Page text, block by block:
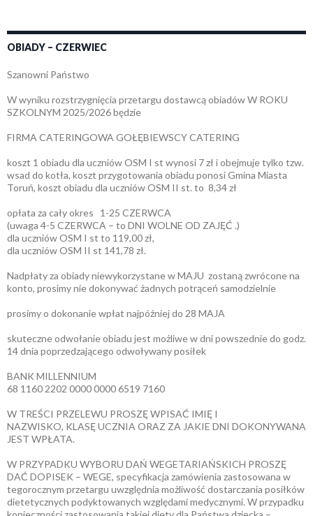
OBIADY – CZERWIEC
Szanowni Państwo
W wyniku rozstrzygnięcia przetargu dostawcą obiadów W ROKU
SZKOLNYM 2025/2026 będzie
FIRMA CATERINGOWA GOŁĘBIEWSCY CATERING
koszt 1 obiadu dla uczniów OSM I st wynosi 7 zł i obejmuje tylko tzw.
wsad do kotła, koszt przygotowania obiadu ponosi Gmina Miasta
Toruń, koszt obiadu dla uczniów OSM II st. to 8,34 zł
opłata za cały okres 1-25 CZERWCA
(uwaga 4-5 CZERWCA – to DNI WOLNE OD ZAJĘĆ .)
dla uczniów OSM I st to 119,00 zł,
dla uczniów OSM II st 141,78 zł.
Nadpłaty za obiady niewykorzystane w MAJU zostaną zwrócone na
konto, prosimy nie dokonywać żadnych potrąceń samodzielnie
prosimy o dokonanie wpłat najpóźniej do 28 MAJA
skuteczne odwołanie obiadu jest możliwe w dni powszednie do godz.
14 dnia poprzedzającego odwoływany posiłek
BANK MILLENNIUM
68 1160 2202 0000 0000 6519 7160
W TREŚCI PRZELEWU PROSZĘ WPISAĆ IMIĘ I
NAZWISKO, KLASĘ UCZNIA ORAZ ZA JAKIE DNI DOKONYWANA
JEST WPŁATA.
W PRZYPADKU WYBORU DAŃ WEGETARIAŃSKICH PROSZĘ
DAĆ DOPISEK – WEGE, specyfikacja zamówienia zastosowana w
tegorocznym przetargu uwzględnia możliwość dostarczania posiłków
dietetycznych podyktowanych względami medycznymi. W przypadku